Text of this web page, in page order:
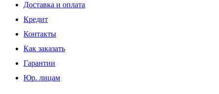
Доставка и оплата
Кредит
Контакты
Как заказать
Гарантии
Юр. лицам